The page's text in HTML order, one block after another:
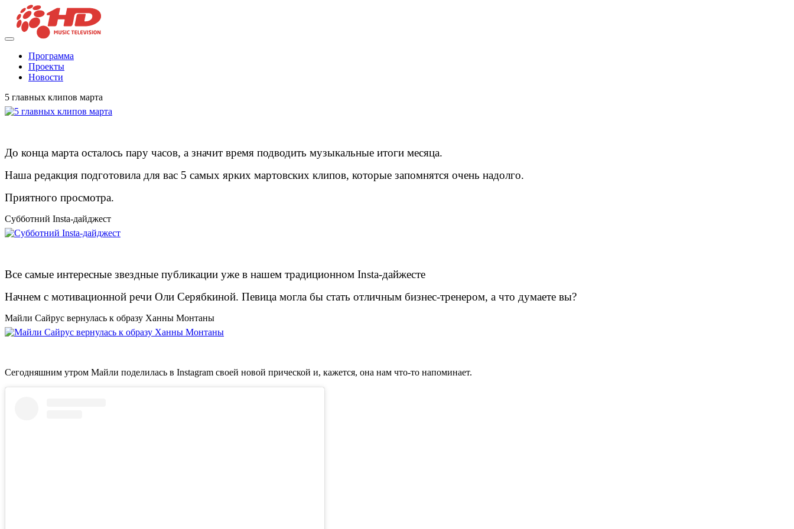
Программа
Проекты
Новости
5 главных клипов марта
До конца марта осталось пару часов, а значит время подводить музыкальные итоги месяца.
Наша редакция подготовила для вас 5 самых ярких мартовских клипов, которые запомнятся очень надолго.
Приятного просмотра.
Субботний Insta-дайджест
Все самые интересные звездные публикации уже в нашем традиционном Insta-дайжесте
Начнем с мотивационной речи Оли Серябкиной. Певица могла бы стать отличным бизнес-тренером, а что думаете вы?
Майли Сайрус вернулась к образу Ханны Монтаны
Сегодняшним утром Майли поделилась в Instagram своей новой прической и, кажется, она нам что-то напоминает.